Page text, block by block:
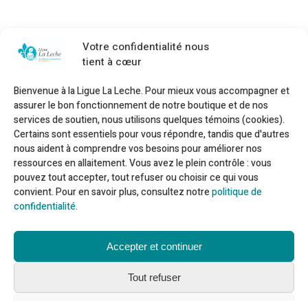
Votre confidentialité nous
tient à cœur
Bienvenue à la Ligue La Leche. Pour mieux vous accompagner et
assurer le bon fonctionnement de notre boutique et de nos
services de soutien, nous utilisons quelques témoins (cookies).
Certains sont essentiels pour vous répondre, tandis que d'autres
nous aident à comprendre vos besoins pour améliorer nos
ressources en allaitement. Vous avez le plein contrôle : vous
pouvez tout accepter, tout refuser ou choisir ce qui vous
convient. Pour en savoir plus, consultez notrepolitique de
confidentialité.
Accepter et continuer
Tout refuser
Besoin d'aide ?
Ligne téléphonique : 1 866 ALLAITE
Trouver du soutien
Trouver une réponse à vos questions
Ressources en allaitement sur le web